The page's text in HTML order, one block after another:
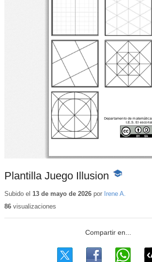
Plantilla Juego Illusion
-
educativo
Subido el 13 de mayo de 2026por Irene A.
86visualizaciones